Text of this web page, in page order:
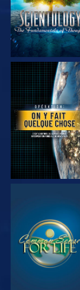
REGARDER
REGARDER